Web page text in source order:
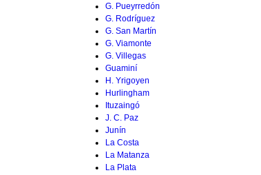
G. Pueyrredón
G. Rodríguez
G. San Martín
G. Viamonte
G. Villegas
Guaminí
H. Yrigoyen
Hurlingham
Ituzaingó
J. C. Paz
Junín
La Costa
La Matanza
La Plata